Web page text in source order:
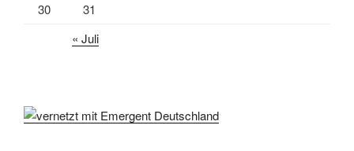
30
31
« Juli